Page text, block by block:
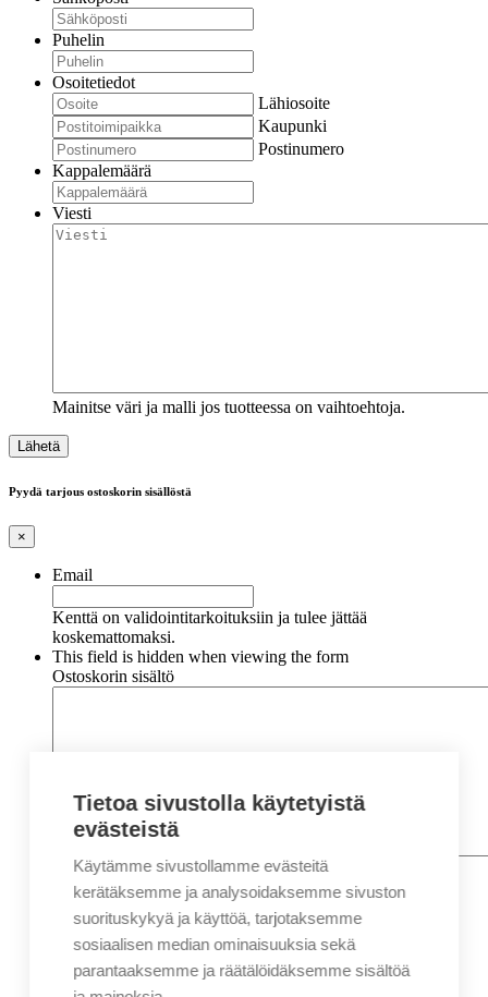
Puhelin
Osoitetiedot
Lähiosoite
Kaupunki
Postinumero
Kappalemäärä
Viesti
Mainitse väri ja malli jos tuotteessa on vaihtoehtoja.
Pyydä tarjous ostoskorin sisällöstä
×
Email
Kenttä on validointitarkoituksiin ja tulee jättää
koskemattomaksi.
This field is hidden when viewing the form
Ostoskorin sisältö
Nimi*
Etunimi
Sukunimi
Sähköposti*
Tietoa sivustolla käytetyistä
evästeistä
Käytämme sivustollamme evästeitä
kerätäksemme ja analysoidaksemme sivuston
suorituskykyä ja käyttöä, tarjotaksemme
sosiaalisen median ominaisuuksia sekä
parantaaksemme ja räätälöidäksemme sisältöä